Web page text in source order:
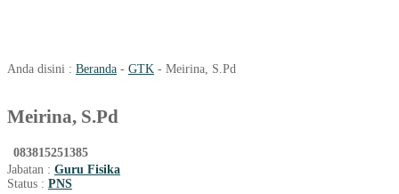
Anda disini : Beranda - GTK - Meirina, S.Pd
Meirina, S.Pd
083815251385
Jabatan : Guru Fisika
Status : PNS